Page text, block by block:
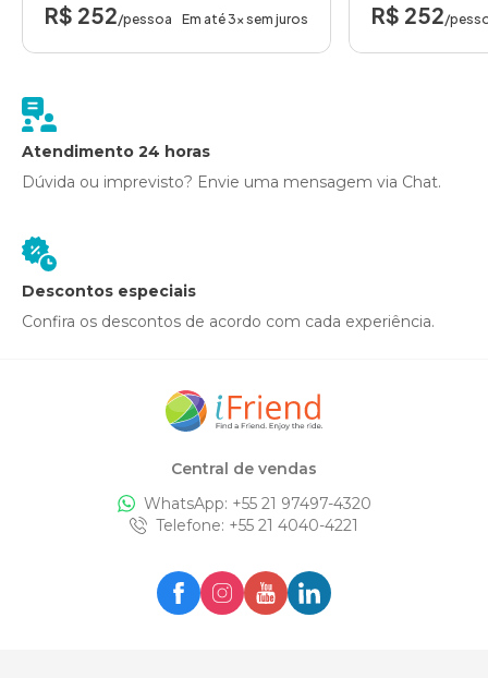
R$ 252/pessoa Em até 3x sem juros R$ 252/
Atendimento 24 horas
Dúvida ou imprevisto? Envie uma mensagem via Chat.
Descontos especiais
Confira os descontos de acordo com cada experiência.
Central de vendas
WhatsApp: +55 21 97497-4320
Telefone: +55 21 4040-4221